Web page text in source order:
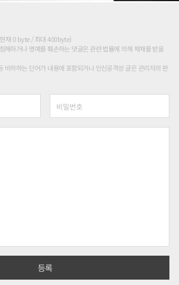
재 0 byte / 최대 400byte)
해하거나 명예를 훼손하는 댓글은 관련 법률에 의해 제재를 받을
비하하는 단어가 내용에 포함되거나 인신공격성 글은 관리자의 판